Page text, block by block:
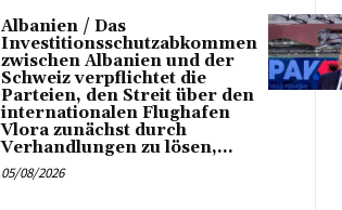
Albanien / Das
Investitionsschutzabkommen
zwischen Albanien und der
Schweiz verpflichtet die
Parteien, den Streit über den
internationalen Flughafen
Vlora zunächst durch
Verhandlungen zu lösen,...
05/08/2026